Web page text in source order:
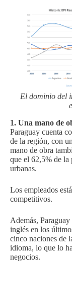
El dominio del
1. Una mano de
Paraguay cuenta
de la región, con
mano de obra
que el 62,5% de la
urbanas.
Los empleados
competitivos.
Además,
inglés en los
cinco naciones de
idioma, lo que lo
negocios.